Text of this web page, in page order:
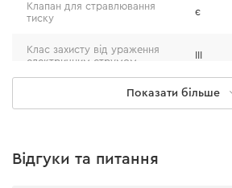
Особливості моделі
12 В, що забезпечує
Клапан для стравлювання
тиску
є
Клас захисту від ураження
електричним струмом
III
Довжина шлангу високого
0,6 м
Показати більше
Відгуки та питання